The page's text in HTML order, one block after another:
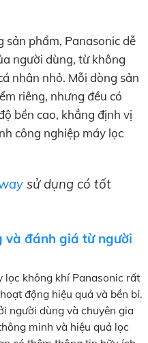
sản phẩm, Panasonic dễ
người dùng, từ không
nhân nhỏ. Mỗi dòng sản
riêng, nhưng đều có
bền cao, khẳng định vị
công nghiệp máy lọc
sử dụng có tốt
và đánh giá từ người
lọc không khí Panasonic rất
động hiệu quả và bền bỉ.
người dùng và chuyên gia
minh và hiệu quả lọc